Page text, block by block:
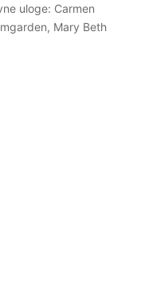
uloge: Carmen
Mary Beth